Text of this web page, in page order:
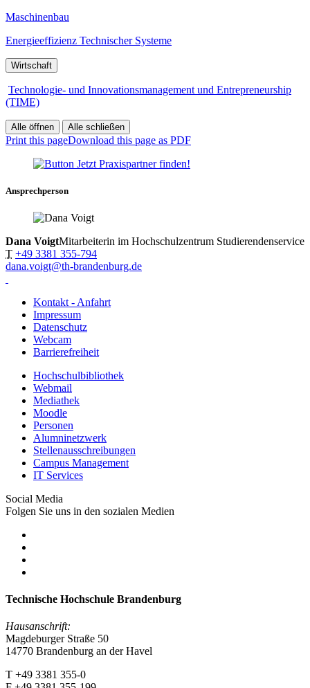
Maschinenbau
Energieeffizienz Technischer Systeme
Wirtschaft
Technologie- und Innovationsmanagement und Entrepreneurship
(TIME)
Alle öffnen Alle schließen
Print this pageDownload this page as PDF
Ansprechperson
Dana VoigtMitarbeiterin im Hochschulzentrum Studierendenservice
T +49 3381 355-794
dana.voigt@th-brandenburg.de
Kontakt - Anfahrt
Impressum
Datenschutz
Webcam
Barrierefreiheit
Hochschulbibliothek
Webmail
Mediathek
Moodle
Personen
Alumninetzwerk
Stellenausschreibungen
Campus Management
IT Services
Social Media
Folgen Sie uns in den sozialen Medien
Technische Hochschule Brandenburg
Hausanschrift:
Magdeburger Straße 50
14770 Brandenburg an der Havel
T +49 3381 355-0